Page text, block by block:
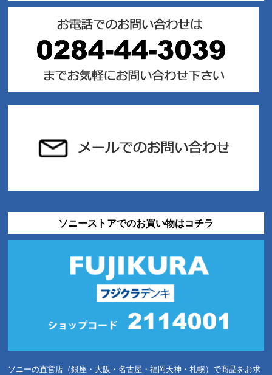
ソニーストアでのお買い物はコチラ
ソニーの直営店（銀座・大阪・名古屋・福岡天神・札幌）で商品をお求